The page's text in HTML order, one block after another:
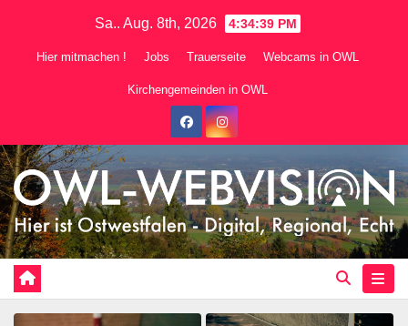
Sa.. Aug. 8th, 2026 4:34:41 PM
Hier mitmachen ! Jobs Trauerseite Webcams in OWL
Kirchengemeinden in OWL